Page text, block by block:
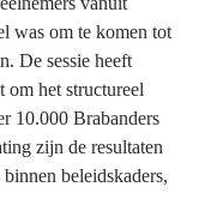
was om te komen tot
De sessie heeft
om het structureel
10.000 Brabanders
zijn de resultaten
beleidskaders,